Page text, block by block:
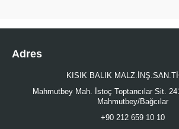
Adres
KISIK BALIK
Mahmutbey Mah. İstoç Toptancılar Sit.
Mahmutbey/Bağcılar
+90 212 659 10 10